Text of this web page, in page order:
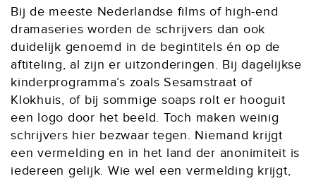
Bij de meeste Nederlandse films of high-end
dramaseries worden de schrijvers dan ook
duidelijk genoemd in de begintitels én op de
aftiteling, al zijn er uitzonderingen. Bij dagelijkse
kinderprogramma’s zoals Sesamstraat of
Klokhuis, of bij sommige soaps rolt er hooguit
een logo door het beeld. Toch maken weinig
schrijvers hier bezwaar tegen. Niemand krijgt
een vermelding en in het land der anonimiteit is
iedereen gelijk. Wie wel een vermelding krijgt,